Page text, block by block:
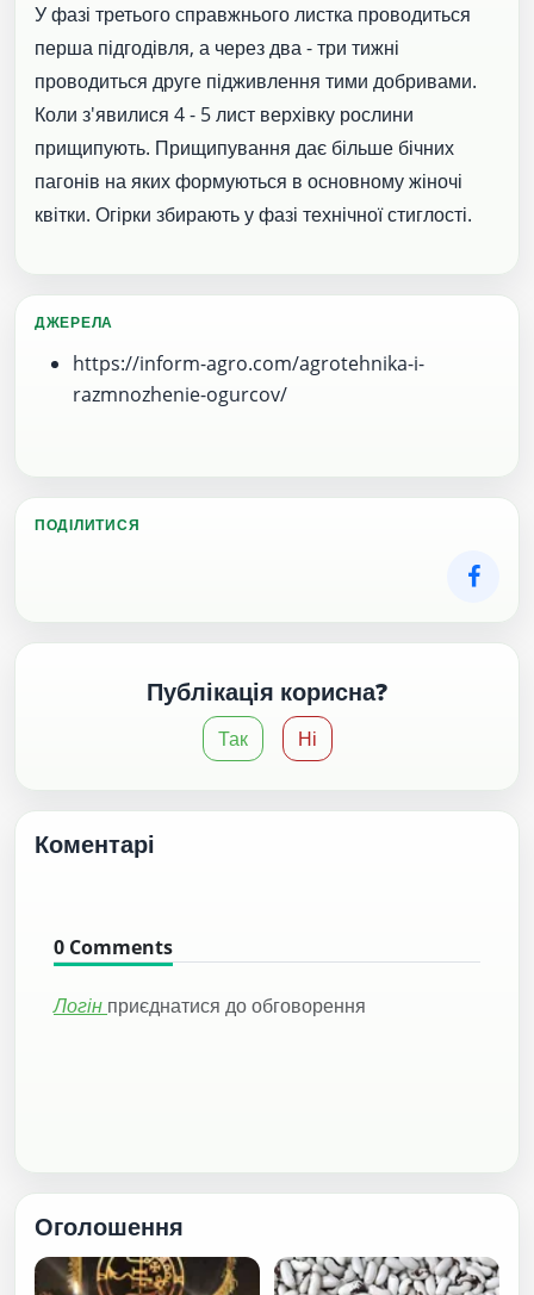
У фазі третього справжнього листка проводиться
перша підгодівля, а через два - три тижні
проводиться друге підживлення тими добривами.
Коли з'явилися 4 - 5 лист верхівку рослини
прищипують. Прищипування дає більше бічних
пагонів на яких формуються в основному жіночі
квітки. Огірки збирають у фазі технічної стиглості.
ДЖЕРЕЛА
https://inform-agro.com/agrotehnika-i-
razmnozhenie-ogurcov/
ПОДІЛИТИСЯ
Публікація корисна?
Так Ні
Коментарі
0 Comments
Логін приєднатися до обговорення
Оголошення